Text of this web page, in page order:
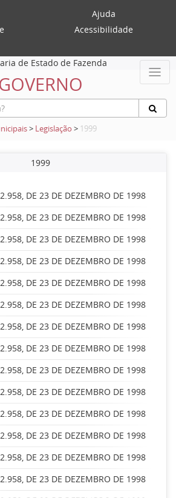
Ajuda
Acessibilidade
de Estado de Fazenda
> Legislação > 1999
1999
DE 23 DE DEZEMBRO DE 1998
DE 23 DE DEZEMBRO DE 1998
DE 23 DE DEZEMBRO DE 1998
DE 23 DE DEZEMBRO DE 1998
DE 23 DE DEZEMBRO DE 1998
DE 23 DE DEZEMBRO DE 1998
DE 23 DE DEZEMBRO DE 1998
DE 23 DE DEZEMBRO DE 1998
DE 23 DE DEZEMBRO DE 1998
DE 23 DE DEZEMBRO DE 1998
DE 23 DE DEZEMBRO DE 1998
DE 23 DE DEZEMBRO DE 1998
DE 23 DE DEZEMBRO DE 1998
DE 23 DE DEZEMBRO DE 1998